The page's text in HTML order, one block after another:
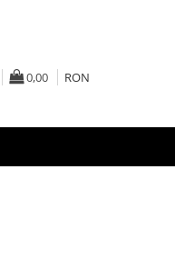
0,00 RON